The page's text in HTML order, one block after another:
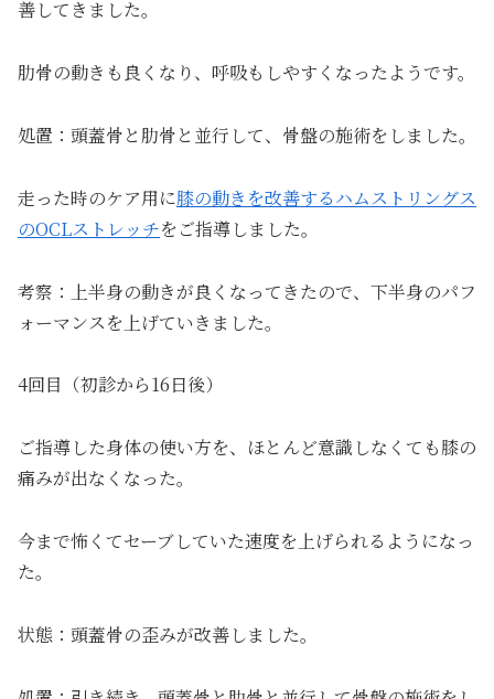
善してきました。
肋骨の動きも良くなり、呼吸もしやすくなったようです。
処置：頭蓋骨と肋骨と並行して、骨盤の施術をしました。
走った時のケア用に膝の動きを改善するハムストリングス
のOCLストレッチをご指導しました。
考察：上半身の動きが良くなってきたので、下半身のパフ
ォーマンスを上げていきました。
4回目（初診から16日後）
ご指導した身体の使い方を、ほとんど意識しなくても膝の
痛みが出なくなった。
今まで怖くてセーブしていた速度を上げられるようになっ
た。
状態：頭蓋骨の歪みが改善しました。